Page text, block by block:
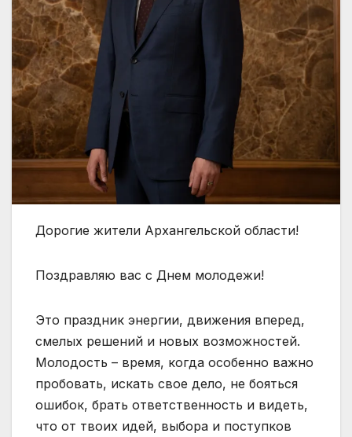
Дорогие жители Архангельской области!
Поздравляю вас с Днем молодежи!
Это праздник энергии, движения вперед,
смелых решений и новых возможностей.
Молодость – время, когда особенно важно
пробовать, искать свое дело, не бояться
ошибок, брать ответственность и видеть,
что от твоих идей, выбора и поступков